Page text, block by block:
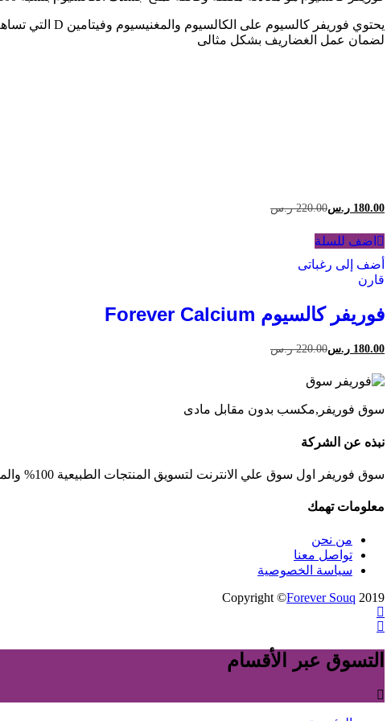
لضمان عمل الغضاريف بشكل مثالى
180.00 ر.س220.00 ر.س
اضف للسلة
أضف إلى رغباتى
قارن
فوريفر كالسيوم Forever Calcium
180.00 ر.س220.00 ر.س
سوق فوريفر,مكسب بدون مقابل مادى
نبذه عن الشركة
سوق فوريفر اول سوق علي الانترنت لتسويق المنتجات الطبيعية 100% والمستخلصة من الصبار والعسل والاعشاب الطبيعية
معلومات تهمك
من نحن
تواصل معنا
سياسة الخصوصية
Copyright ©Forever Souq 2019
التسوق عبر الأقسام